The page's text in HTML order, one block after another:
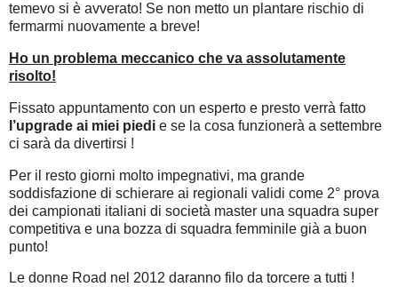
temevo si è avverato! Se non metto un plantare rischio di
fermarmi nuovamente a breve!
Ho un problema meccanico che va assolutamente
risolto!
Fissato appuntamento con un esperto e presto verrà fatto
l’upgrade ai miei piedi e se la cosa funzionerà a settembre
ci sarà da divertirsi !
Per il resto giorni molto impegnativi, ma grande
soddisfazione di schierare ai regionali validi come 2° prova
dei campionati italiani di società master una squadra super
competitiva e una bozza di squadra femminile già a buon
punto!
Le donne Road nel 2012 daranno filo da torcere a tutti !